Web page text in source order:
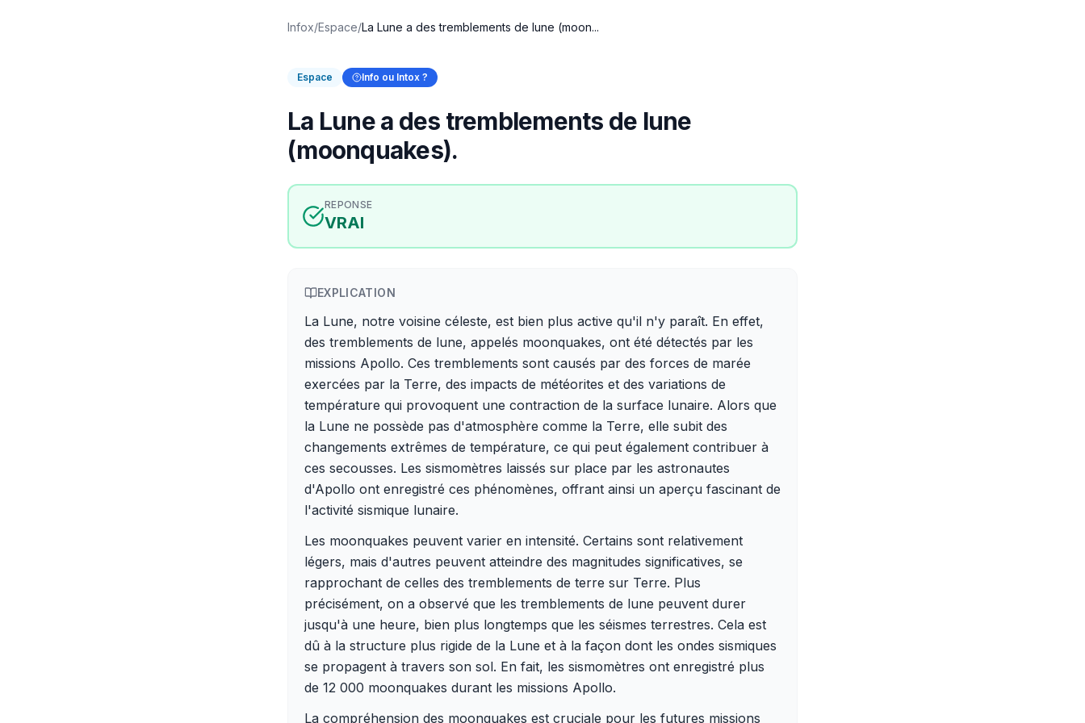
Infox/Espace/La Lune a des tremblements de lune (moon...
Espace Info ou Intox ?
La Lune a des tremblements de lune
(moonquakes).
REPONSE
VRAI
EXPLICATION
La Lune, notre voisine céleste, est bien plus active qu'il n'y paraît. En effet,
des tremblements de lune, appelés moonquakes, ont été détectés par les
missions Apollo. Ces tremblements sont causés par des forces de marée
exercées par la Terre, des impacts de météorites et des variations de
température qui provoquent une contraction de la surface lunaire. Alors que
la Lune ne possède pas d'atmosphère comme la Terre, elle subit des
changements extrêmes de température, ce qui peut également contribuer à
ces secousses. Les sismomètres laissés sur place par les astronautes
d'Apollo ont enregistré ces phénomènes, offrant ainsi un aperçu fascinant de
l'activité sismique lunaire.
Les moonquakes peuvent varier en intensité. Certains sont relativement
légers, mais d'autres peuvent atteindre des magnitudes significatives, se
rapprochant de celles des tremblements de terre sur Terre. Plus
précisément, on a observé que les tremblements de lune peuvent durer
jusqu'à une heure, bien plus longtemps que les séismes terrestres. Cela est
dû à la structure plus rigide de la Lune et à la façon dont les ondes sismiques
se propagent à travers son sol. En fait, les sismomètres ont enregistré plus
de 12 000 moonquakes durant les missions Apollo.
La compréhension des moonquakes est cruciale pour les futures missions